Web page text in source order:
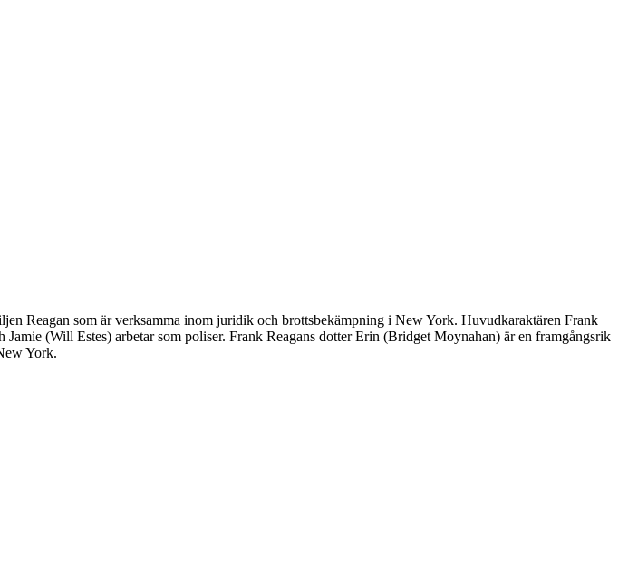
Reagan som är verksamma inom juridik och brottsbekämpning i New York. Huvudkaraktären Frank
(Will Estes) arbetar som poliser. Frank Reagans dotter Erin (Bridget Moynahan) är en framgångsrik
York.